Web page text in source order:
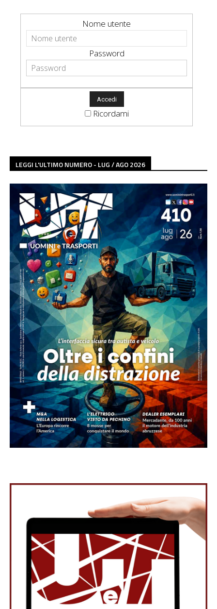
Nome utente
Password
Ricordami
LEGGI L'ULTIMO NUMERO - LUG / AGO 2026